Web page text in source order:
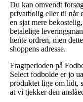
Du kan omvendt
privatbolig eller til når
en sjat mere
betalelige
hente ordren, men
shoppens adresse.
Fragtperioden på
Select fodbolde er jo
produktet lige om lidt,
at vi tjekker den